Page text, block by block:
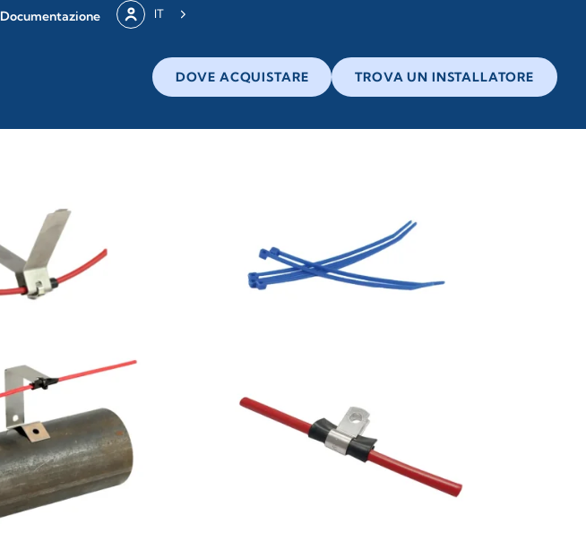
Documentazione IT
DOVE ACQUISTARE TROVA UN INSTALLATORE